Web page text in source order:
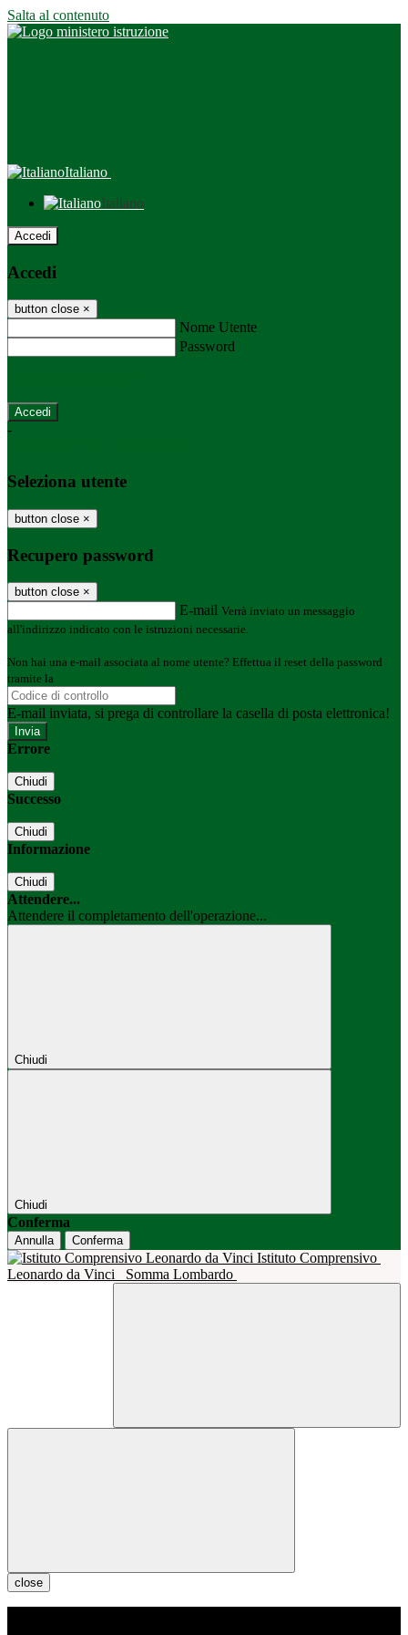
Salta al contenuto
Italiano
Italiano
Accedi
Accedi
button close ×
Nome Utente
Password
-
Seleziona utente
button close ×
Recupero password
button close ×
E-mail Verrà inviato un messaggio
all'indirizzo indicato con le istruzioni necessarie.
Non hai una e-mail associata al nome utente? Effettua il reset della password
tramite la
E-mail inviata, si prega di controllare la casella di posta elettronica!
Errore
Chiudi
Successo
Chiudi
Informazione
Chiudi
Attendere...
Attendere il completamento dell'operazione...
Chiudi
Chiudi
Conferma
Annulla Conferma
Istituto Comprensivo
Leonardo da Vinci
Somma Lombardo
close